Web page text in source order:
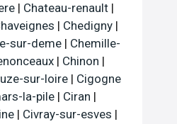
| Chateau-renault |
| Chedigny |
sur-deme | Chemille-
| Chinon |
sur-loire | Cigogne
la-pile | Ciran |
| Civray-sur-esves |